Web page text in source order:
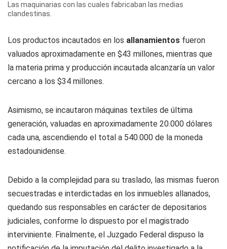
Las maquinarias con las cuales fabricaban las medias
clandestinas.
Los productos incautados en los allanamientos fueron
valuados aproximadamente en $43 millones, mientras que
la materia prima y producción incautada alcanzaría un valor
cercano a los $34 millones.
Asimismo, se incautaron máquinas textiles de última
generación, valuadas en aproximadamente 20.000 dólares
cada una, ascendiendo el total a 540.000 de la moneda
estadounidense.
Debido a la complejidad para su traslado, las mismas fueron
secuestradas e interdictadas en los inmuebles allanados,
quedando sus responsables en carácter de depositarios
judiciales, conforme lo dispuesto por el magistrado
interviniente. Finalmente, el Juzgado Federal dispuso la